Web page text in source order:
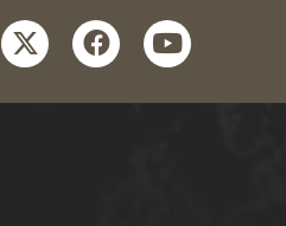
twitterfacebookyoutube